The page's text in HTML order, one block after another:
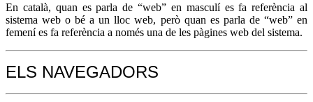
En català, quan es parla de “web” en masculí es fa referència al
sistema web o bé a un lloc web, però quan es parla de “web” en
femení es fa referència a només una de les pàgines web del sistema.
ELS NAVEGADORS